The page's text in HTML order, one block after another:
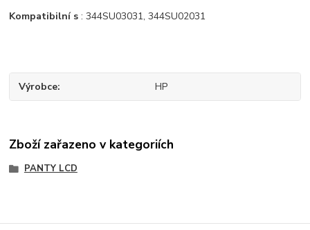
Kompatibilní s : 344SU03031, 344SU02031
Výrobce HP
Zboží zařazeno v kategoriích
PANTY LCD